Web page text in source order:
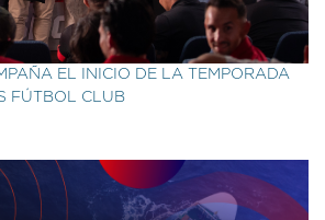
EL INICIO DE LA TEMPORADA
FÚTBOL CLUB